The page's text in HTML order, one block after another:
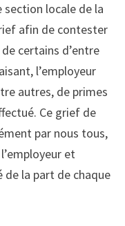
section locale de la
afin de contester
certains d’entre
l’employeur
autres, de primes
Ce grief de
par nous tous,
et
de la part de chaque